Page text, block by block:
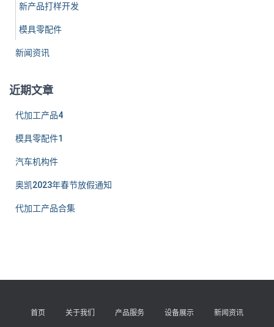
新产品打样开发
模具零配件
新闻资讯
近期文章
代加工产品4
模具零配件1
汽车机构件
奥凯2023年春节放假通知
代加工产品合集
首页 关于我们 产品服务 设备展示 新闻资讯